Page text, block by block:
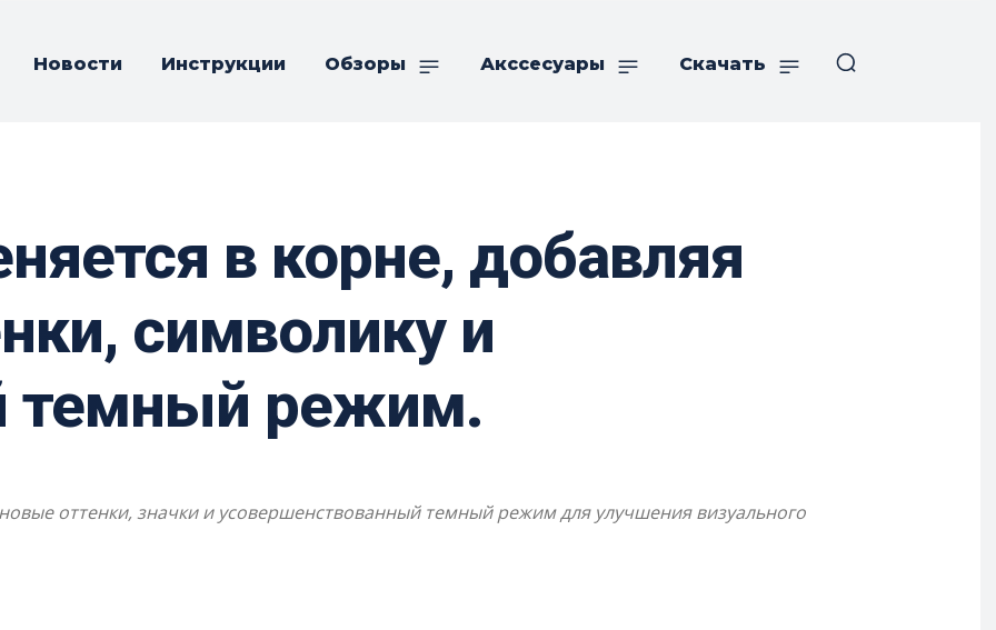
Новости Инструкции Обзоры Акссесуары Скачать
в корне, добавляя
символику и
темный режим.
оттенки, значки и усовершенствованный темный режим для улучшения визуального